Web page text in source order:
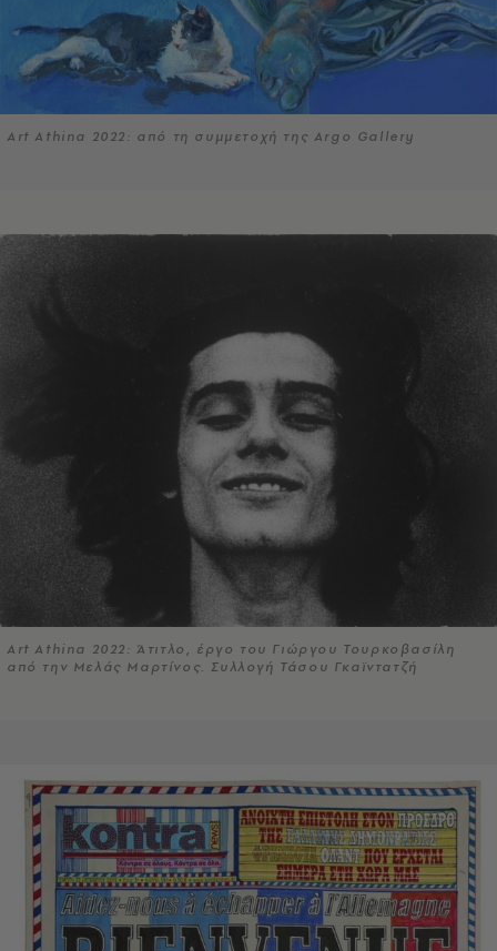
Art Athina 2022: από τη συμμετοχή της Argo Gallery
Art Athina 2022: Άτιτλο, έργο του Γιώργου Τουρκοβασίλη
από την Μελάς Μαρτίνος. Συλλογή Τάσου Γκαϊντατζή